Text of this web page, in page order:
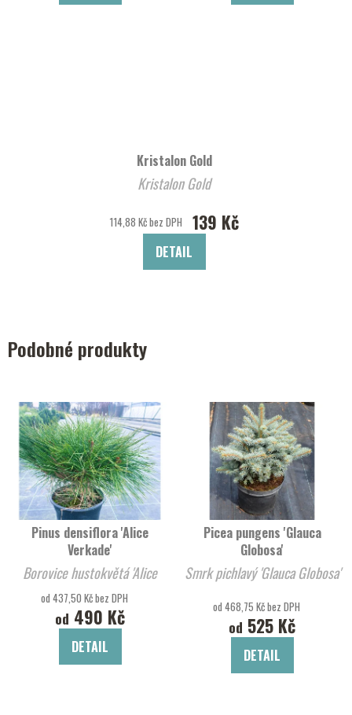
Kristalon Gold
Kristalon Gold
114,88 Kč bez DPH 139 Kč
DETAIL
Podobné produkty
Pinus densiflora 'Alice
Verkade'
Borovice hustokvětá 'Alice
Verkade'
od 437,50 Kč bez DPH
od 490 Kč
DETAIL
Picea pungens 'Glauca
Globosa'
Smrk pichlavý 'Glauca Globosa'
od 468,75 Kč bez DPH
od 525 Kč
DETAIL